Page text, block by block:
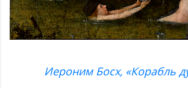
Иероним Босх, «Корабль